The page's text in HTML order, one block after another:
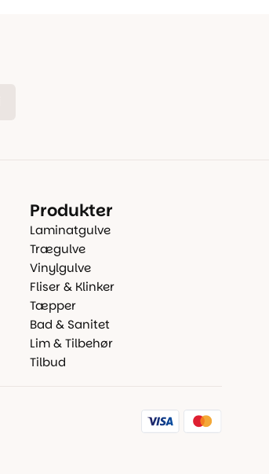
Produkter
Laminatgulve
Trægulve
Vinylgulve
Fliser & Klinker
Tæpper
Bad & Sanitet
Lim & Tilbehør
Tilbud